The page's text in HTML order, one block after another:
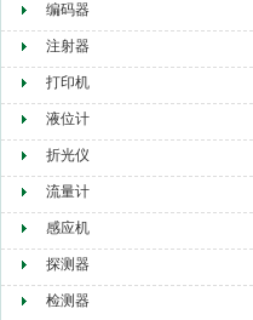
编码器
注射器
打印机
液位计
折光仪
流量计
感应机
探测器
检测器